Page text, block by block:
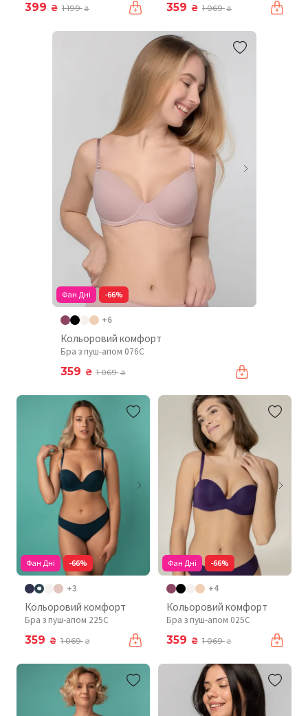
399 ₴ 1 199₴ 359 ₴ 1 069₴
Фан Дні -66%
+6
Кольоровий комфорт
Бра з пуш-апом 076C
359 ₴ 1 069₴
Фан Дні -66%
+3
Кольоровий комфорт
Бра з пуш-апом 225C
359 ₴ 1 069₴
Фан Дні -66%
+4
Кольоровий комфорт
Бра з пуш-апом 025C
359 ₴ 1 069₴